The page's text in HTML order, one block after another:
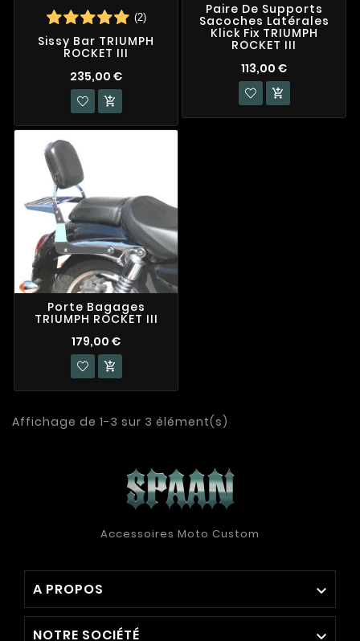
(2)
Sissy Bar TRIUMPH
ROCKET III
235,00 €

Paire De Supports
Sacoches Latérales
Klick Fix TRIUMPH
ROCKET III
113,00 €

Porte Bagages
TRIUMPH ROCKET III
179,00 €

Affichage de 1-3 sur 3 élément(s)
Accessoires Moto Custom
A PROPOS 
NOTRE SOCIÉTÉ 